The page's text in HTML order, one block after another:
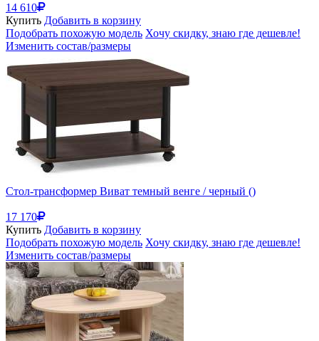
14 610
Купить Добавить в корзину
Подобрать похожую модель Хочу скидку, знаю где дешевле!
Изменить состав/размеры
Стол-трансформер Виват темный венге / черный ()
17 170
Купить Добавить в корзину
Подобрать похожую модель Хочу скидку, знаю где дешевле!
Изменить состав/размеры